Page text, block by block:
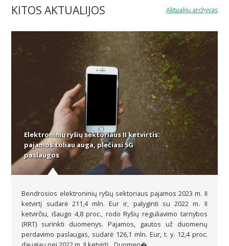
Aktualijų archyvas
KITOS AKTUALIJOS
Elektroninių ryšių sektoriaus II ketvirtis:
pajamos toliau auga, plečiasi 5G
paslaugos
Bendrosios elektroninių ryšių sektoriaus pajamos 2023 m. II
ketvirtį sudarė 211,4 mln. Eur ir, palyginti su 2022 m. II
ketvirčiu, išaugo 4,8 proc., rodo Ryšių reguliavimo tarnybos
(RRT) surinkti duomenys. Pajamos, gautos už duomenų
perdavimo paslaugas, sudarė 126,1 mln. Eur, t. y. 12,4 proc.